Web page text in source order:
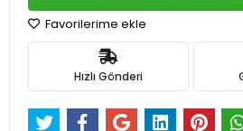
Favorilerime ekle
Hızlı Gönderi